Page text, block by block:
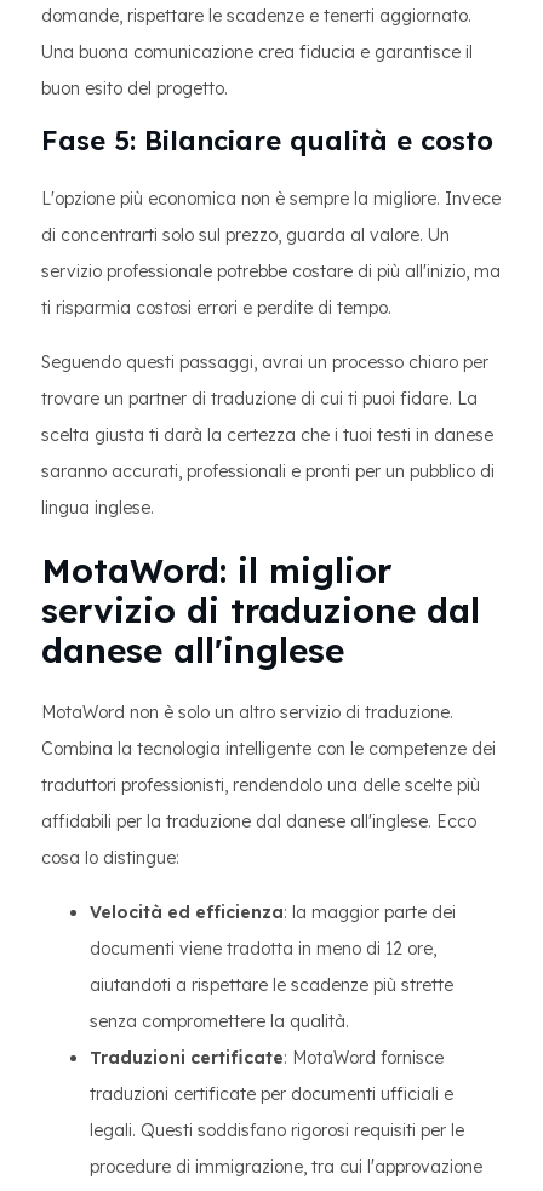
domande, rispettare le scadenze e tenerti aggiornato.
Una buona comunicazione crea fiducia e garantisce il
buon esito del progetto.
Fase 5: Bilanciare qualità e costo
L'opzione più economica non è sempre la migliore. Invece
di concentrarti solo sul prezzo, guarda al valore. Un
servizio professionale potrebbe costare di più all'inizio, ma
ti risparmia costosi errori e perdite di tempo.
Seguendo questi passaggi, avrai un processo chiaro per
trovare un partner di traduzione di cui ti puoi fidare. La
scelta giusta ti darà la certezza che i tuoi testi in danese
saranno accurati, professionali e pronti per un pubblico di
lingua inglese.
MotaWord: il miglior
servizio di traduzione dal
danese all'inglese
MotaWord non è solo un altro servizio di traduzione.
Combina la tecnologia intelligente con le competenze dei
traduttori professionisti, rendendolo una delle scelte più
affidabili per la traduzione dal danese all'inglese. Ecco
cosa lo distingue:
Velocità ed efficienza: la maggior parte dei
documenti viene tradotta in meno di 12 ore,
aiutandoti a rispettare le scadenze più strette
senza compromettere la qualità.
Traduzioni certificate: MotaWord fornisce
traduzioni certificate per documenti ufficiali e
legali. Questi soddisfano rigorosi requisiti per le
procedure di immigrazione, tra cui l'approvazione